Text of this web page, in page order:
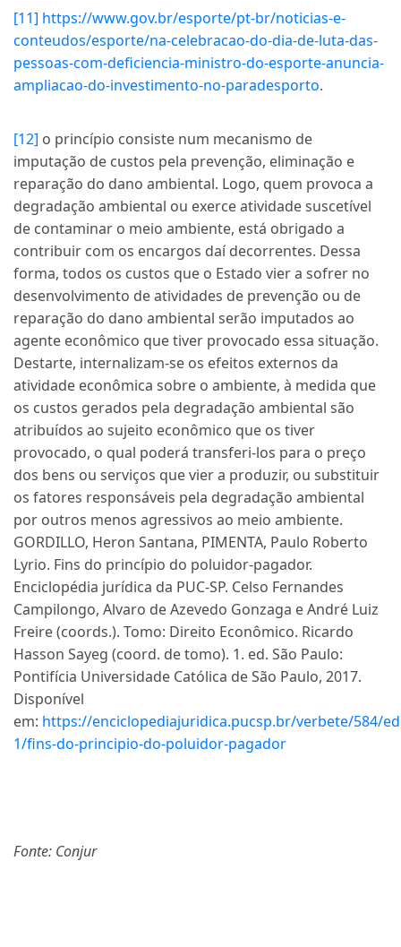
[11] https://www.gov.br/esporte/pt-br/noticias-e-
conteudos/esporte/na-celebracao-do-dia-de-luta-das-
pessoas-com-deficiencia-ministro-do-esporte-anuncia-
ampliacao-do-investimento-no-paradesporto.
[12] o princípio consiste num mecanismo de
imputação de custos pela prevenção, eliminação e
reparação do dano ambiental. Logo, quem provoca a
degradação ambiental ou exerce atividade suscetível
de contaminar o meio ambiente, está obrigado a
contribuir com os encargos daí decorrentes. Dessa
forma, todos os custos que o Estado vier a sofrer no
desenvolvimento de atividades de prevenção ou de
reparação do dano ambiental serão imputados ao
agente econômico que tiver provocado essa situação.
Destarte, internalizam-se os efeitos externos da
atividade econômica sobre o ambiente, à medida que
os custos gerados pela degradação ambiental são
atribuídos ao sujeito econômico que os tiver
provocado, o qual poderá transferi-los para o preço
dos bens ou serviços que vier a produzir, ou substituir
os fatores responsáveis pela degradação ambiental
por outros menos agressivos ao meio ambiente.
GORDILLO, Heron Santana, PIMENTA, Paulo Roberto
Lyrio. Fins do princípio do poluidor-pagador.
Enciclopédia jurídica da PUC-SP. Celso Fernandes
Campilongo, Alvaro de Azevedo Gonzaga e André Luiz
Freire (coords.). Tomo: Direito Econômico. Ricardo
Hasson Sayeg (coord. de tomo). 1. ed. São Paulo:
Pontifícia Universidade Católica de São Paulo, 2017.
Disponível
em: https://enciclopediajuridica.pucsp.br/verbete/584/
1/fins-do-principio-do-poluidor-pagador
Fonte: Conjur